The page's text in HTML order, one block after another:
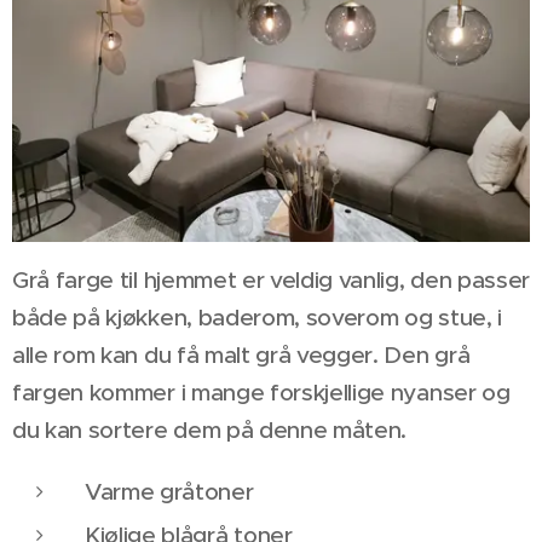
Grå farge til hjemmet er veldig vanlig, den passer
både på kjøkken, baderom, soverom og stue, i
alle rom kan du få malt grå vegger. Den grå
fargen kommer i mange forskjellige nyanser og
du kan sortere dem på denne måten.
Varme gråtoner
Kjølige blågrå toner